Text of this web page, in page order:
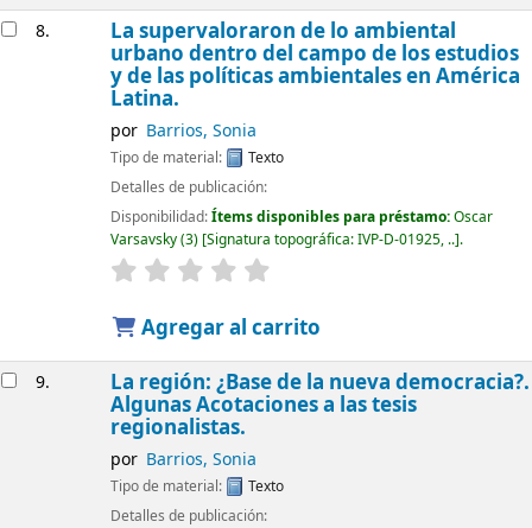
8. La supervaloraron de lo ambiental
urbano dentro del campo de los estudios
y de las políticas ambientales en América
Latina.
por Barrios, Sonia
Tipo de material:
Texto
Detalles de publicación:
Disponibilidad:Ítems disponibles para préstamo:Oscar
Varsavsky(3) Signatura topográfica:IVP-D-01925, .. .
Agregar al carrito
9. La región: ¿Base de la nueva democracia?.
Algunas Acotaciones a las tesis
regionalistas.
por Barrios, Sonia
Tipo de material:
Texto
Detalles de publicación: